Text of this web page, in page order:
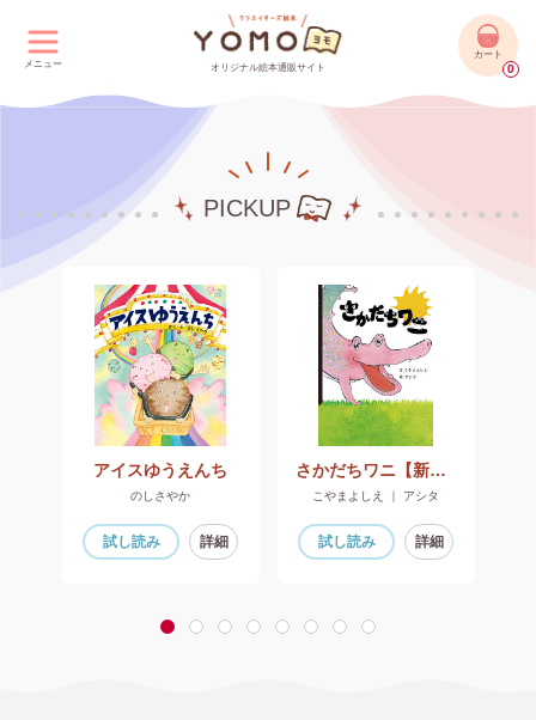
メニュー オリジナル絵本通販サイト
カート
0
PICKUP
アイスゆうえんち
のしさやか
試し読み 詳細
さかだちワニ【新装版】
こやまよしえ ｜ アシタ
試し読み 詳細
1 2 3 4 5 6 7 8